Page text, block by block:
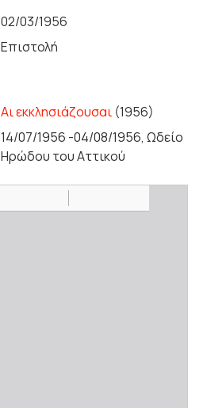
02/03/1956
Επιστολή
Αι εκκλησιάζουσαι (1956)
14/07/1956 -04/08/1956, Ωδείο
Ηρώδου του Αττικού